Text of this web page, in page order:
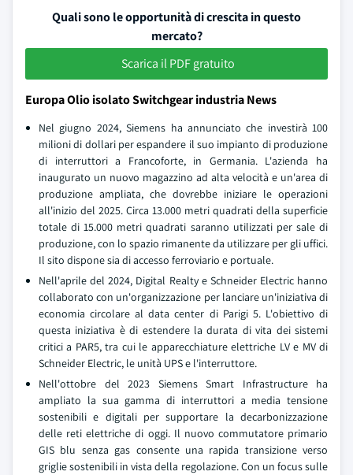
Quali sono le opportunità di crescita in questo
mercato?
Scarica il PDF gratuito
Europa Olio isolato Switchgear industria News
Nel giugno 2024, Siemens ha annunciato che investirà 100
milioni di dollari per espandere il suo impianto di produzione
di interruttori a Francoforte, in Germania. L'azienda ha
inaugurato un nuovo magazzino ad alta velocità e un'area di
produzione ampliata, che dovrebbe iniziare le operazioni
all'inizio del 2025. Circa 13.000 metri quadrati della superficie
totale di 15.000 metri quadrati saranno utilizzati per sale di
produzione, con lo spazio rimanente da utilizzare per gli uffici.
Il sito dispone sia di accesso ferroviario e portuale.
Nell'aprile del 2024, Digital Realty e Schneider Electric hanno
collaborato con un'organizzazione per lanciare un'iniziativa di
economia circolare al data center di Parigi 5. L'obiettivo di
questa iniziativa è di estendere la durata di vita dei sistemi
critici a PAR5, tra cui le apparecchiature elettriche LV e MV di
Schneider Electric, le unità UPS e l'interruttore.
Nell'ottobre del 2023 Siemens Smart Infrastructure ha
ampliato la sua gamma di interruttori a media tensione
sostenibili e digitali per supportare la decarbonizzazione
delle reti elettriche di oggi. Il nuovo commutatore primario
GIS blu senza gas consente una rapida transizione verso
griglie sostenibili in vista della regolazione. Con un focus sulle